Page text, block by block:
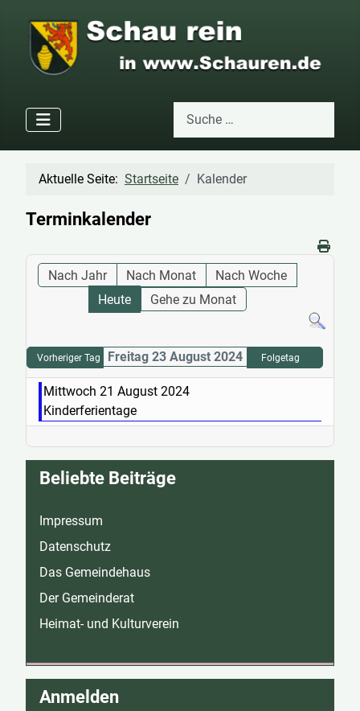
Suchen
Aktuelle Seite: Startseite Kalender
Terminkalender
Nach Jahr Nach Monat
Nach Woche
Heute
Gehe zu Monat
Vorheriger Tag Freitag 23 August 2024 Folgetag
Mittwoch 21 August 2024
Kinderferientage
Beliebte Beiträge
Impressum
Datenschutz
Das Gemeindehaus
Der Gemeinderat
Heimat- und Kulturverein
Anmelden